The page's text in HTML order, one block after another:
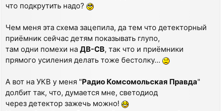
что подкрутить надо?
Чем меня эта схема зацепила, да тем что детекторный
приёмник сейчас детям показывать глупо,
там одни помехи на ДВ-СВ, так что и приёмники
прямого усиления делать тоже бестолку...
А вот на УКВ у меня "Радио Комсомольская Правда"
долбит так, что, думается мне, светодиод
через детектор зажечь можно!